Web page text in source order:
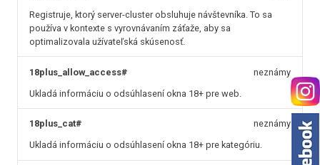
Registruje, ktorý server-cluster obsluhuje návštevníka. To sa
používa v kontexte s vyrovnávaním záťaže, aby sa
optimalizovala užívateľská skúsenosť.
18plus_allow_access#
Ukladá informáciu o odsúhlasení okna 18+ pre web.
neznámy
18plus_cat#
Ukladá informáciu o odsúhlasení okna 18+ pre kategóriu.
neznámy